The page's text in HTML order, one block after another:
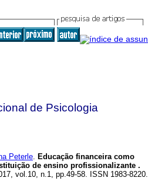
de Psicologia
Peterle. Educação financeira como
de ensino profissionalizante .
vol.10, n.1, pp.49-58. ISSN 1983-8220.